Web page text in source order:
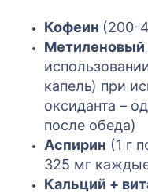
Кофеин (200-
Метиленовый
капель) при
оксиданта –
после обеда)
Аспирин (1 г
325 мг
Кальций +